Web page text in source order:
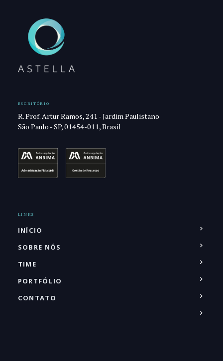
ESCRITÓRIO
R. Prof. Artur Ramos, 241 - Jardim Paulistano
São Paulo - SP, 01454-011, Brasil
LINKS
INÍCIO
SOBRE NÓS
TIME
PORTFÓLIO
CONTATO